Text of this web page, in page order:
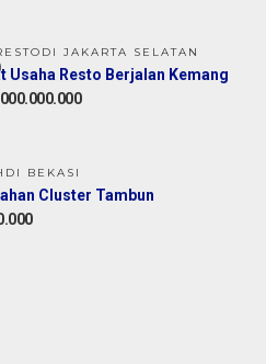
JAKARTA SELATAN
Usaha Resto Berjalan Kemang
BEKASI
Cluster Tambun